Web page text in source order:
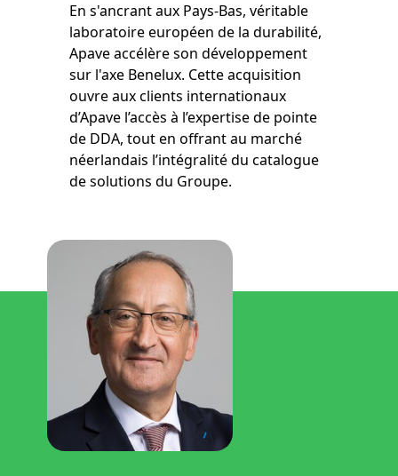
En s'ancrant aux Pays-Bas, véritable
laboratoire européen de la durabilité,
Apave accélère son développement
sur l'axe Benelux. Cette acquisition
ouvre aux clients internationaux
d’Apave l’accès à l’expertise de pointe
de DDA, tout en offrant au marché
néerlandais l’intégralité du catalogue
de solutions du Groupe.